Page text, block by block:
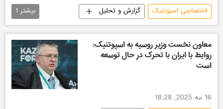
اختصاصی اسپوتنیک
گزارش و تحلیل
سیاسی
بیشتر 1
معاون نخست وزیر روسیه به اسپوتنیک:
روابط با ایران با تحرک در حال توسعه
است
16 مه 2025, 18:28